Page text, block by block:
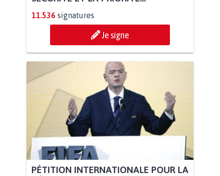
11.536 signatures
Je signe
PÉTITION INTERNATIONALE POUR LA